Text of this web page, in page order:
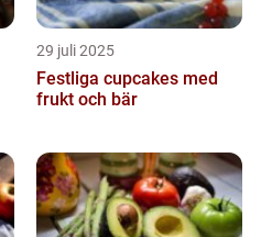
29 juli 2025
Festliga cupcakes med
frukt och bär